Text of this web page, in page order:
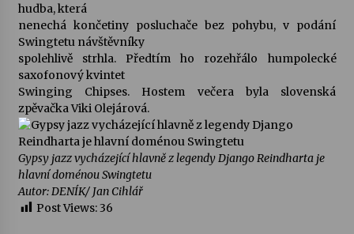
Jenakaši
28. 7. 2026
Votavžatský ploty
23. 7. 2026
Letní koncerty ve Stromovce: Rufus Miller
22. 7. 2026
hudba, která
nenechá končetiny posluchače bez pohybu, v podání
Swingtetu návštěvníky
spolehlivě strhla. Předtím ho rozehřálo humpolecké
saxofonový kvintet
Swinging Chipses. Hostem večera byla slovenská
zpěvačka Viki Olejárová.
Gypsy jazz vycházející hlavně z legendy Django Reindharta je
hlavní doménou Swingtetu
Autor: DENÍK/ Jan Cihlář
Post Views:36